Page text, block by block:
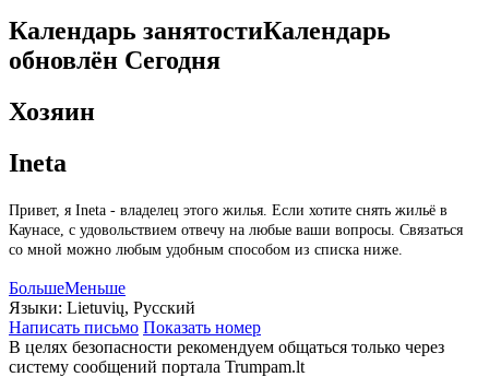
Календарь занятостиКалендарь
обновлён Сегодня
Хозяин
Ineta
Привет, я Ineta - владелец этого жилья. Если хотите снять жильё в
Каунасе, с удовольствием отвечу на любые ваши вопросы. Связаться
со мной можно любым удобным способом из списка ниже.
БольшеМеньше
Языки: Lietuvių, Русский
Написать письмо Показать номер
В целях безопасности рекомендуем общаться только через
систему сообщений портала Trumpam.lt